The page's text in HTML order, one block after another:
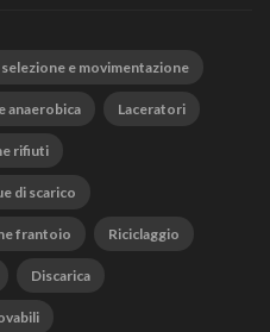
selezione e movimentazione
anaerobica Laceratori
rifiuti
di scarico
frantoio Riciclaggio
Discarica